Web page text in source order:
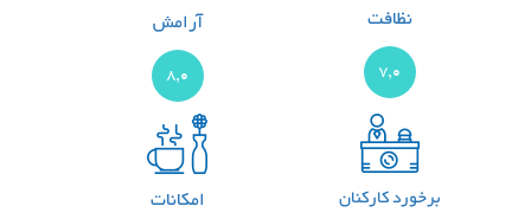
نظافت
7,0
آرامش
8,0
برخورد کارکنان امکانات